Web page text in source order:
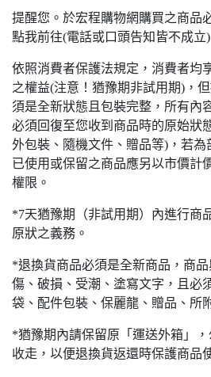
提醒您。於宏程購物網購買之商品
點我前往(電話或口頭告知皆不成立)
依照消費者保護法規定，消費者均
之權益(注意！猶豫期非試用期)，
須是全新狀態且包裝完整，所有內
必須回復至您收到商品時的原始狀
外包裝、隨機文件、贈品等)，若為
已使用或保留之商品應另以市價計
權限。
*7天猶豫期（非試用期）內進行商
原狀之義務。
*退換貨商品必須是全新商品，商
傷、破損、受潮、塗寫文字，且必
袋、配件包裝、保麗龍、贈品、所
*猶豫期內請保留原「運送外箱」
收走，以便退換貨返還時保護商品